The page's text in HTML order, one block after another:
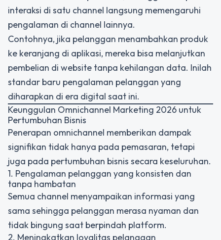
interaksi di satu channel langsung memengaruhi
pengalaman di channel lainnya.
Contohnya, jika pelanggan menambahkan produk
ke keranjang di aplikasi, mereka bisa melanjutkan
pembelian di website tanpa kehilangan data. Inilah
standar baru pengalaman pelanggan yang
diharapkan di era digital saat ini.
Keunggulan Omnichannel Marketing 2026 untuk
Pertumbuhan Bisnis
Penerapan omnichannel memberikan dampak
signifikan tidak hanya pada pemasaran, tetapi
juga pada pertumbuhan bisnis secara keseluruhan.
1. Pengalaman pelanggan yang konsisten dan
tanpa hambatan
Semua channel menyampaikan informasi yang
sama sehingga pelanggan merasa nyaman dan
tidak bingung saat berpindah platform.
2. Meningkatkan loyalitas pelanggan